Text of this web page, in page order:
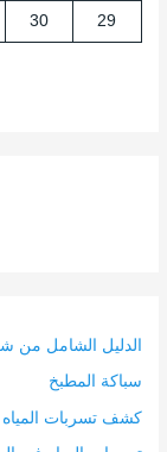
29
30
الدليل الشامل من
سباكة المطبخ
كشف تسربات المياه